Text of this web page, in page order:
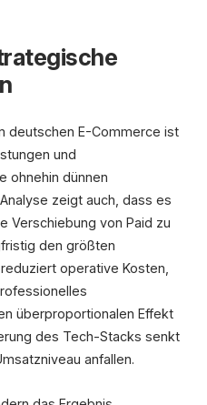
deutschen E-Commerce ist
und
ohnehin dünnen
zeigt auch, dass es
Verschiebung von Paid zu
den größten
operative Kosten,
überproportionalen Effekt
des Tech-Stacks senkt
anfallen.